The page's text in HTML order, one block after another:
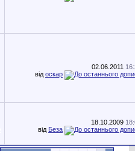
02.06.2011
від оскар
18.10.2009
від Беза